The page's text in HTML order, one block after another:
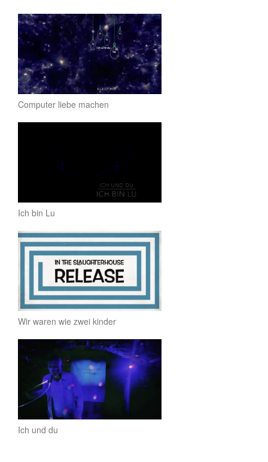
Computer liebe machen
Ich bin Lu
Wir waren wie zwei kinder
Ich und du